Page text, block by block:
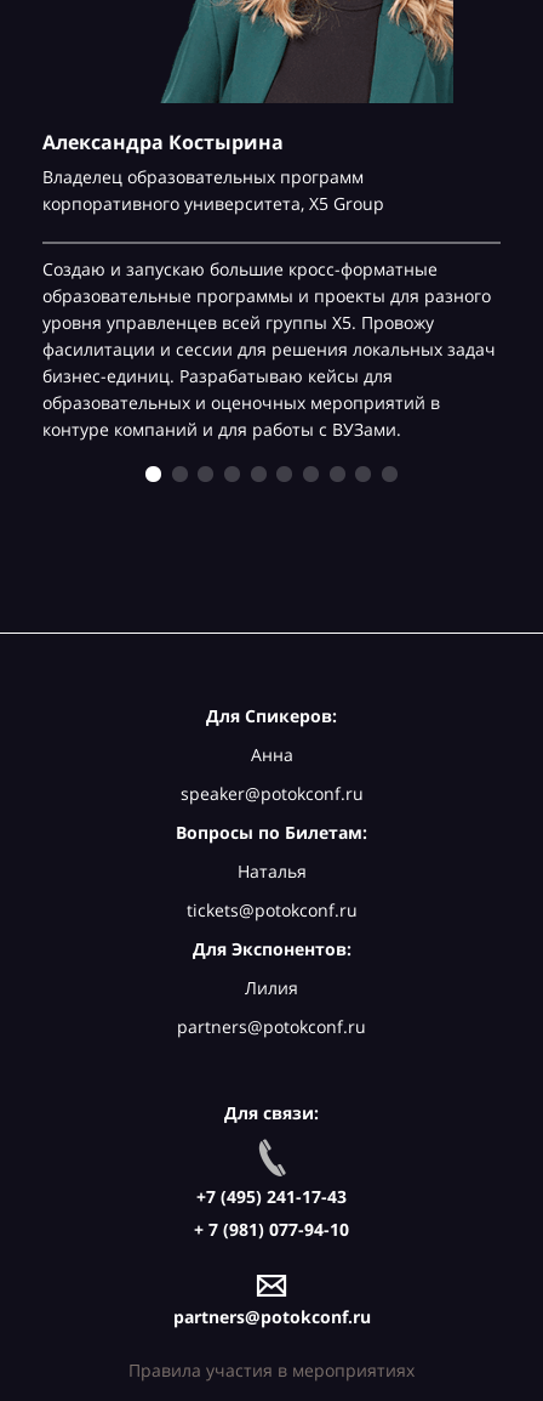
Александра Костырина
Владелец образовательных программ
корпоративного университета, Х5 Group
Создаю и запускаю большие кросс-форматные
образовательные программы и проекты для разного
уровня управленцев всей группы Х5. Провожу
фасилитации и сессии для решения локальных задач
бизнес-единиц. Разрабатываю кейсы для
образовательных и оценочных мероприятий в
контуре компаний и для работы с ВУЗами.
Для Спикеров:
Анна
speaker@potokconf.ru
Вопросы по Билетам:
Наталья
tickets@potokconf.ru
Для Экспонентов:
Лилия
partners@potokconf.ru
Для связи:
+7 (495) 241-17-43
+ 7 (981) 077-94-10
partners@potokconf.ru
Правила участия в мероприятиях